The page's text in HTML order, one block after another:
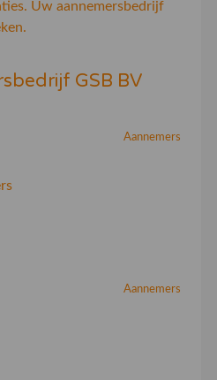
Uw aannemersbedrijf
GSB BV
Aannemers
Aannemers